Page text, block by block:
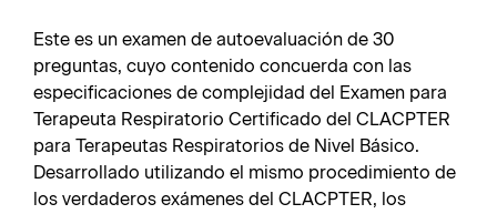
Este es un examen de autoevaluación de 30
preguntas, cuyo contenido concuerda con las
especificaciones de complejidad del Examen para
Terapeuta Respiratorio Certificado del CLACPTER
para Terapeutas Respiratorios de Nivel Básico.
Desarrollado utilizando el mismo procedimiento de
los verdaderos exámenes del CLACPTER, los